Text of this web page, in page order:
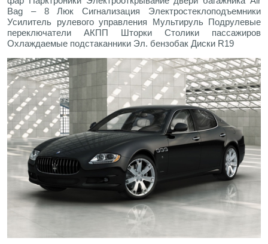
Bag – 8 Люк Сигнализация Электростеклоподъемники
Усилитель рулевого управления Мультируль Подрулевые
переключатели АКПП Шторки Столики пассажиров
Охлаждаемые подстаканники Эл. бензобак Диски R19